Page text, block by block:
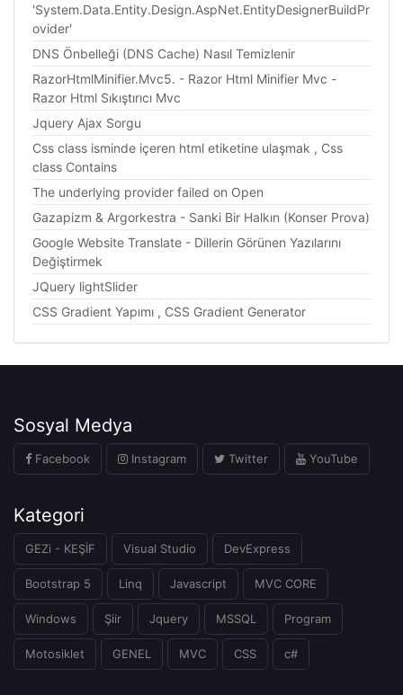
'System.Data.Entity.Design.AspNet.EntityDesignerBuildPr
ovider'
DNS Önbelleği (DNS Cache) Nasıl Temizlenir
RazorHtmlMinifier.Mvc5. - Razor Html Minifier Mvc -
Razor Html Sıkıştırıcı Mvc
Jquery Ajax Sorgu
Css class isminde içeren html etiketine ulaşmak , Css
class Contains
The underlying provider failed on Open
Gazapizm & Argorkestra - Sanki Bir Halkın (Konser Prova)
Google Website Translate - Dillerin Görünen Yazılarını
Değiştirmek
JQuery lightSlider
CSS Gradient Yapımı , CSS Gradient Generator
Sosyal Medya
Facebook Instagram Twitter YouTube
Kategori
GEZi - KEŞİF Visual Studio DevExpress
Bootstrap 5 Linq Javascript MVC CORE
Windows Şiir Jquery MSSQL Program
Motosiklet GENEL MVC CSS c#